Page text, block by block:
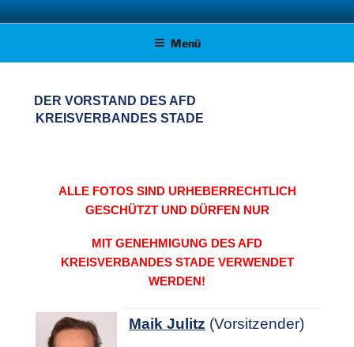
Zum
Inhalt AFD KREISVERBAND STADE
Menü
DER VORSTAND DES AFD
KREISVERBANDES STADE
ALLE FOTOS SIND URHEBERRECHTLICH
GESCHÜTZT UND DÜRFEN NUR
MIT GENEHMIGUNG DES AFD
KREISVERBANDES STADE VERWENDET
WERDEN!
Maik Julitz (Vorsitzender)